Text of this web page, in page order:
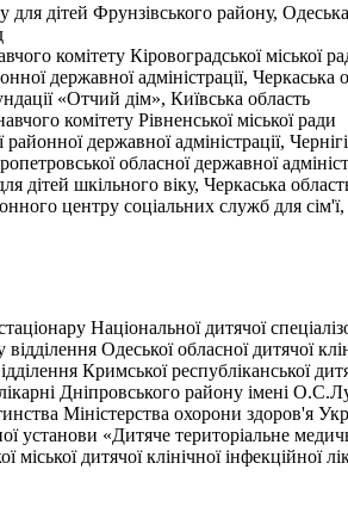
дітей Фрунзівського району,
комітету Кіровоградської міської
державної адміністрації, Черкаська
«Отчий дім», Київська область
комітету Рівненської міської ради
державної адміністрації,
обласної державної
шкільного віку, Черкаська
центру соціальних служб для сім'ї,
Національної дитячої
Одеської обласної дитячої
Кримської республіканської
Дніпровського району імені
Міністерства охорони здоров'я
«Дитяче територіальне
дитячої клінічної інфекційної